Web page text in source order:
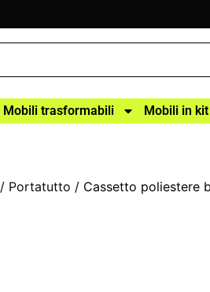
Mobili trasformabili Mobili in kit
/ Portatutto / Cassetto poliestere